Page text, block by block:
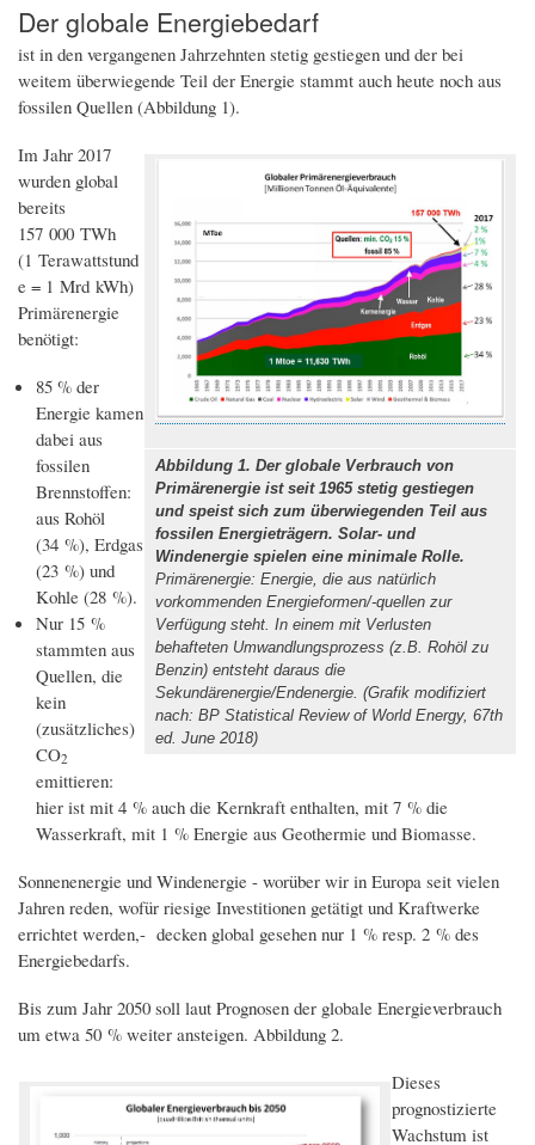
Der globale Energiebedarf
ist in den vergangenen Jahrzehnten stetig gestiegen und der bei
weitem überwiegende Teil der Energie stammt auch heute noch aus
fossilen Quellen (Abbildung 1).
Abbildung 1. Der globale Verbrauch von
Primärenergie ist seit 1965 stetig gestiegen
und speist sich zum überwiegenden Teil aus
fossilen Energieträgern. Solar- und
Windenergie spielen eine minimale Rolle.
Primärenergie: Energie, die aus natürlich
vorkommenden Energieformen/-quellen zur
Verfügung steht. In einem mit Verlusten
behafteten Umwandlungsprozess (z.B. Rohöl zu
Benzin) entsteht daraus die
Sekundärenergie/Endenergie. (Grafik modifiziert
nach: BP Statistical Review of World Energy, 67th
ed. June 2018)
Im Jahr 2017
wurden global
bereits
157 000 TWh
(1 Terawattstund
e = 1 Mrd kWh)
Primärenergie
benötigt:
85 % der
Energie kamen
dabei aus
fossilen
Brennstoffen:
aus Rohöl
(34 %), Erdgas
(23 %) und
Kohle (28 %).
Nur 15 %
stammten aus
Quellen, die
kein
(zusätzliches)
CO2
emittieren:
hier ist mit 4 % auch die Kernkraft enthalten, mit 7 % die
Wasserkraft, mit 1 % Energie aus Geothermie und Biomasse.
Sonnenenergie und Windenergie - worüber wir in Europa seit vielen
Jahren reden, wofür riesige Investitionen getätigt und Kraftwerke
errichtet werden,- decken global gesehen nur 1 % resp. 2 % des
Energiebedarfs.
Bis zum Jahr 2050 soll laut Prognosen der globale Energieverbrauch
um etwa 50 % weiter ansteigen. Abbildung 2.
Dieses
prognostizierte
Wachstum ist